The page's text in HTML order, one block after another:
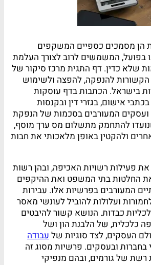
הן מסמכים כספיים המשקפים
בפועל, המשמשים לרוב לצורך העלמת
שלא כדין. דף התגית מרכז סיקור של
להנפקה, להפצה ולשימוש
בישראל. הכתבות בדף עוסקות
אישום, בגזרי דין ובקנסות
ועסקים המעורבים בסכמות של הנפקת
להתחמק מתשלום מס ערך מוסף,
ולהקטין באופן מלאכותי את חבות
פעילות רשויות האכיפה, ובהן רשות
החלטות בתי המשפט ואת ההיקפים
המעורבים בפרשיות אלו. עבירות
ועלולות להוביל לעונשי מאסר
כבדות. הנושא קשור להיבטים
כלכלית, של הלבנת הון ושל
העסקים, לצד סוגיות שלעבודה
בחברות ובעסקים. פרשיות מסוג זה
רשת של גורמים, ובהם מנפיקי